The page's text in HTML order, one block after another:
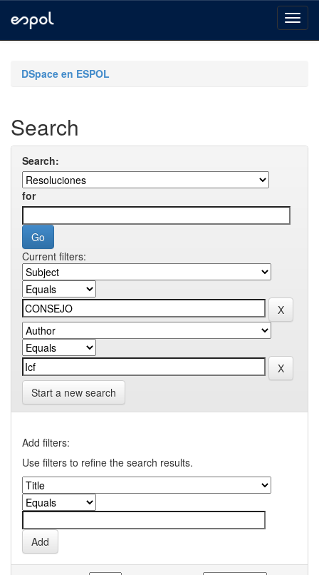
navigationDSpace en ESPOL
Search
Search:
for
Current filters:
Start a new search
Add filters:
Use filters to refine the search results.